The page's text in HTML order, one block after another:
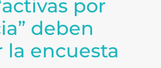
por
deben
encuesta